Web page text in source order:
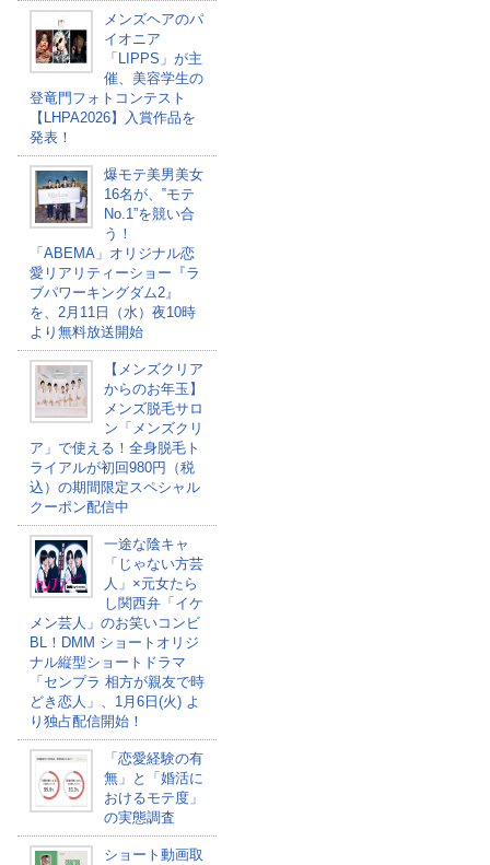
メンズヘアのパ
イオニア
「LIPPS」が主
催、美容学生の
登竜門フォトコンテスト
【LHPA2026】入賞作品を
発表！
爆モテ美男美女
16名が、‟モテ
No.1”を競い合
う！
「ABEMA」オリジナル恋
愛リアリティーショー『ラ
ブパワーキングダム2』
を、2月11日（水）夜10時
より無料放送開始
【メンズクリア
からのお年玉】
メンズ脱毛サロ
ン「メンズクリ
ア」で使える！全身脱毛ト
ライアルが初回980円（税
込）の期間限定スペシャル
クーポン配信中
一途な陰キャ
「じゃない方芸
人」×元女たら
し関西弁「イケ
メン芸人」のお笑いコンビ
BL！DMM ショートオリジ
ナル縦型ショートドラマ
「センプラ 相方が親友で時
どき恋人」、1月6日(火) よ
り独占配信開始！
「恋愛経験の有
無」と「婚活に
おけるモテ度」
の実態調査
ショート動画取